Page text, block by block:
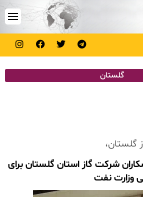
گلستان
گلستان،
از ورزشکاران شرکت گاز استان گلستان برای
وزارت نفت